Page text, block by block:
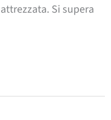
Si supera